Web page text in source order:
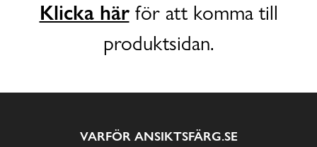
Klicka härför att komma till
produktsidan.
VARFÖR ANSIKTSFÄRG.SE